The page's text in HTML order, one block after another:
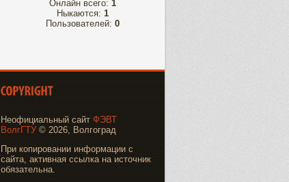
Онлайн всего: 1
Ныкаются: 1
Пользователей: 0
Неофициальный сайт ФЭВТ
ВолгГТУ© 2026, Волгоград
При копировании информации с
сайта, активная ссылка на источник
обязательна.